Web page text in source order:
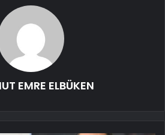
EMRE ELBÜKEN